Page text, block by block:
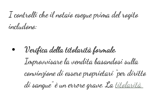
I controlli che il notaio esegue prima del rogito
includono:
Verifica della titolarità formale.
Improvvisare la vendita basandosi sulla
convinzione di essere proprietari “per diritto
di sangue” è un errore grave. La titolarità